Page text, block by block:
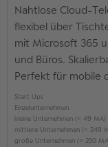
Nahtlose Cloud-
flexibel über
mit Microsoft 365
und Büros.
Perfekt für mobile
Start Ups
Einzelunternehmen
kleine Unternehmen (< 49 MA)
mittlere Unternehmen (< 249
große Unternehmen (> 250 MA)